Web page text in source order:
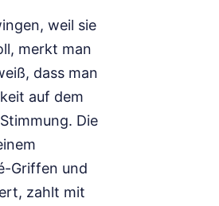
weil sie
merkt man
dass man
auf dem
Die
Griffen und
zahlt mit